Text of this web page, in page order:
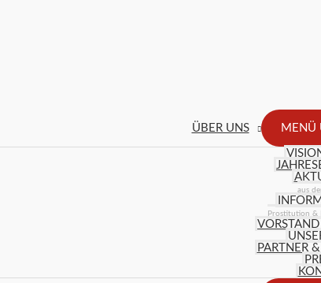
ÜBER UNS MENÜ
aus
Prostitution &
PARTNER